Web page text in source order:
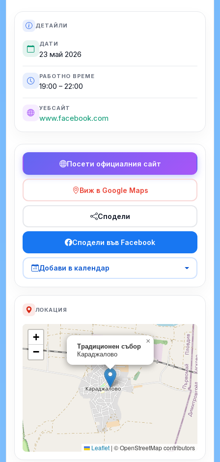
ДЕТАЙЛИ
ДАТИ
23 май 2026
РАБОТНО ВРЕМЕ
19:00 – 22:00
УЕБСАЙТ
www.facebook.com
Посети официалния сайт
Виж в Google Maps
Сподели
Сподели във Facebook
Добави в календар
ЛОКАЦИЯ
Традиционен събор
Караджалово
×
+
−
Leaflet | © OpenStreetMap contributors